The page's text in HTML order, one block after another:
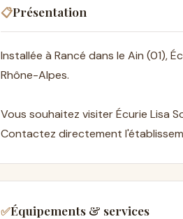
📋Présentation
Installée à Rancé dans le Ain (01),
Rhône-Alpes.
Vous souhaitez visiter Écurie Lisa
Contactez directement
✅Équipements & services